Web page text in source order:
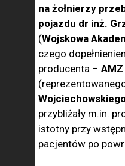
na żołnierzy
pojazdu dr inż.
(Wojskowa
czego
producenta – AMZ
przybliżały m.in.
istotny przy
pacjentów po